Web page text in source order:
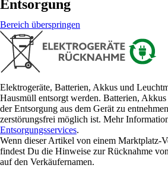
Entsorgung
Bereich überspringen
Elektrogeräte, Batterien, Akkus und
Hausmüll entsorgt werden. Batterien,
der Entsorgung aus dem Gerät zu
zerstörungsfrei möglich ist. Mehr
Entsorgungsservices.
Wenn dieser Artikel von einem Marktplatz-
findest Du die Hinweise zur Rücknahme
auf den Verkäufernamen.